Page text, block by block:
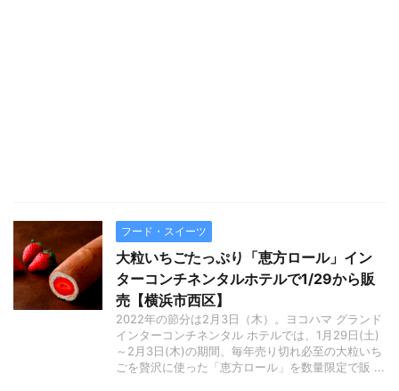
フード・スイーツ
大粒いちごたっぷり「恵方ロール」イン
ターコンチネンタルホテルで1/29から販
売【横浜市西区】
2022年の節分は2月3日（木）。ヨコハマ グランド
インターコンチネンタル ホテルでは、1月29日(土)
～2月3日(木)の期間、毎年売り切れ必至の大粒いち
ごを贅沢に使った「恵方ロール」を数量限定で販 ...